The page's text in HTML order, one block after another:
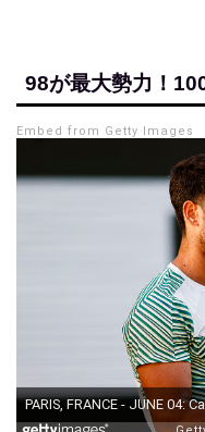
98が最大勢力！
Embed from Getty Images